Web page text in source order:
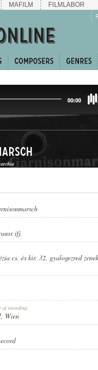
MAFILM FILMLABOR
00:00
ifj.
cs. és kir. 32. gyalogezred
of recording:
, Wien